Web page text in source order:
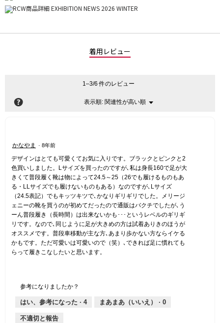
着用レビュー
1–3/6 件のレビュー
? 表示順: 関連性が高い順 ▼
メ
3
／
5
個
で
す。
かなやま · 8年前
デザインはとても可愛くてお気に入りです。ブラックとピンクと2
色買いしました。Lサイズを買ったのですが､私は身長160で足が大
きくて普段履く靴は物によって24.5～25（26でも履けるものもあ
る・LLサイズでも履けないものもある）なのですが､Lサイズ
（24.5表記）でもキッツキツで､かなりギリギリでした。メリージ
ェニーの靴を買うのが初めてだったので通販はバクチでしたが､う
ーん普段履き（長時間）は出来ないかも･･･というレベルのギリギ
リです。なので､同じように足が大きめの方は試着ありきのほうが
オススメです。普段車移動が主な方､あまり歩かない方ならイケる
かもです。ただ可愛いは可愛いので（笑）､できれば足に慣れても
らって履きこなしたいと思います。
参考になりましたか？
はい、参考になった · 4 まあまあ（いいえ） · 0
不適切と報告